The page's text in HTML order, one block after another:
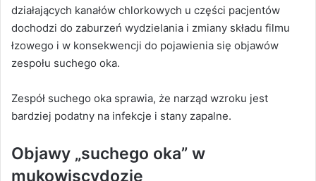
działających kanałów chlorkowych u części pacjentów
dochodzi do zaburzeń wydzielania i zmiany składu filmu
łzowego i w konsekwencji do pojawienia się objawów
zespołu suchego oka.
Zespół suchego oka sprawia, że narząd wzroku jest
bardziej podatny na infekcje i stany zapalne.
Objawy „suchego oka” w
mukowiscydozie